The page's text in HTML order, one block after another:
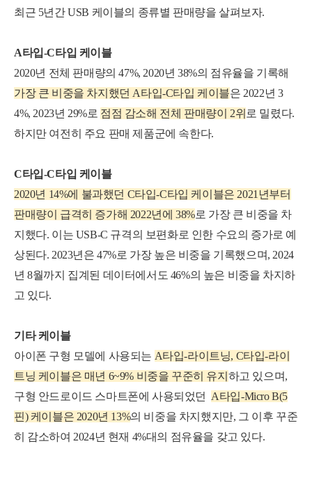
최근 5년간 USB 케이블의 종류별 판매량을 살펴보자.
A타입-C타입 케이블
2020년 전체 판매량의 47%, 2020년 38%의 점유율을 기록해
가장 큰 비중을 차지했던 A타입-C타입 케이블은 2022년 3
4%, 2023년 29%로 점점 감소해 전체 판매량이 2위 로 밀렸다.
하지만 여전히 주요 판매 제품군에 속한다.
C타입-C타입 케이블
2020년 14%에 불과했던 C타입-C타입 케이블은 2021년부터
판매량이 급격히 증가해 2022년에 38%로 가장 큰 비중을 차
지했다. 이는 USB-C 규격의 보편화로 인한 수요의 증가로 예
상된다. 2023년은 47%로 가장 높은 비중을 기록했으며, 2024
년 8월까지 집계된 데이터에서도 46%의 높은 비중을 차지하
고 있다.
기타 케이블
아이폰 구형 모델에 사용되는 A타입-라이트닝, C타입-라이
트닝 케이블은 매년 6~9% 비중을 꾸준히 유지 하고 있으며,
구형 안드로이드 스마트폰에 사용되었던 A타입-Micro B(5
핀) 케이블은 2020년 13%의 비중을 차지했지만, 그 이후 꾸준
히 감소하여 2024년 현재 4%대의 점유율을 갖고 있다.